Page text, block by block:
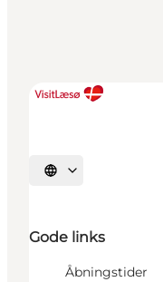
Vælg sprog
Gode links
Åbningstider